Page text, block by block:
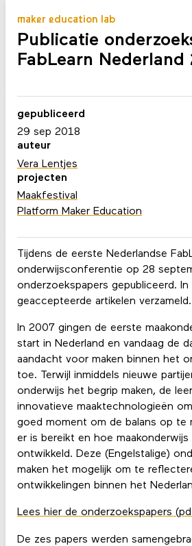
maker education lab
Publicatie
FabLearn Nederland
Tijdens de eerste Nederlandse
onderwijsconferentie op 28
onderzoekspapers gepubliceerd.
geaccepteerde artikelen verzameld.
In 2007 gingen de eerste
start in Nederland en vandaag de
aandacht voor maken binnen het
toe. Terwijl inmiddels nieuwe
onderwijs het begrip maken, de
innovatieve maaktechnologieën
goed moment om de balans op te
er is bereikt en hoe
ontwikkeld. Deze (Engelstalige)
maken het mogelijk om te
ontwikkelingen binnen het
Lees hier de onderzoekspapers
De zes papers werden
gepubliceerd
29 sep 2018
auteur
Vera Lentjes
projecten
Maakfestival
Platform Maker Education